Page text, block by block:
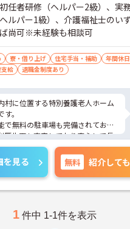
任者研修（ヘルパー2級）、実
ヘルパー1級）、介護福祉士のい
尚可※未経験も相談可
寮・借り上げ 住宅手当・補助
年間休
給 退職金制度あり
村に位置する特別養護老人ホーム
。
で無料の駐車場も完備されており
厚生面も充実しており安心して長
。
117日と多いのでワークライフバ
い環境です。ご興味のある方はお
せ下さいませ。
を見る 無料 紹介して
1 件中 1-1件を表示